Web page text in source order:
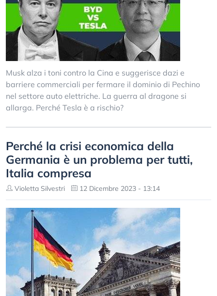
Musk alza i toni contro la Cina e suggerisce dazi e
barriere commerciali per fermare il dominio di Pechino
nel settore auto elettriche. La guerra al dragone si
allarga. Perché Tesla è a rischio?
Perché la crisi economica della
Germania è un problema per tutti,
Italia compresa
Violetta Silvestri 12 Dicembre 2023 - 13:14